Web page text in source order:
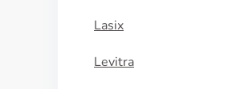
Lasix
Levitra